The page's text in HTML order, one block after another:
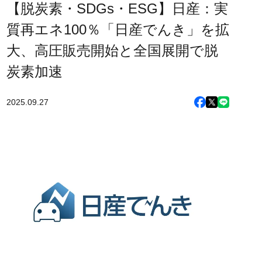
【脱炭素・SDGs・ESG】日産：実
質再エネ100％「日産でんき」を拡
大、高圧販売開始と全国展開で脱
炭素加速
2025.09.27